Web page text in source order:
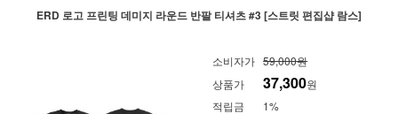
ERD 로고 프린팅 데미지 라운드 반팔 티셔츠 #3 [스트릿 편집샵 람스]
소비자가 59,000원
상품가
37,300원
적립금
1%